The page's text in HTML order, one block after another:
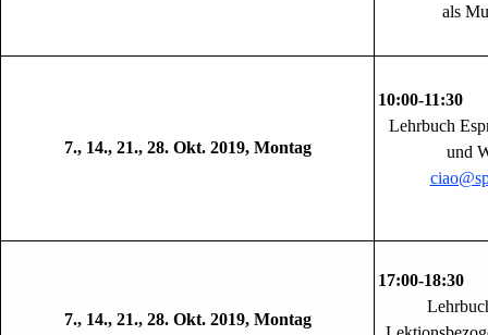
als
7., 14., 21., 28. Okt. 2019, Montag
10:00-11:30
Lehrbuch
und
7., 14., 21., 28. Okt. 2019, Montag
17:00-